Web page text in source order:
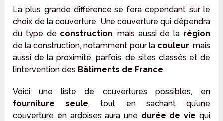
La plus grande différence se fera cependant sur le
choix de la couverture. Une couverture qui dépendra
du type de construction, mais aussi de la région
de la construction, notamment pour la couleur, mais
aussi de la proximité, parfois, de sites classés et de
l’intervention des Bâtiments de France.
Voici une liste de couvertures possibles, en
fourniture seule, tout en sachant qu’une
couverture en ardoises aura une durée de vie qui